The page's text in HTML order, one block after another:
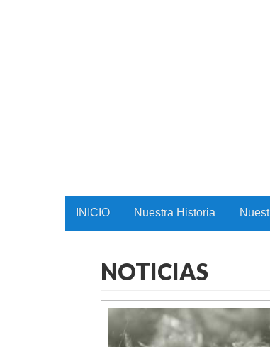
Main menu
Skip to content
INICIO Nuestra Historia
NOTICIAS